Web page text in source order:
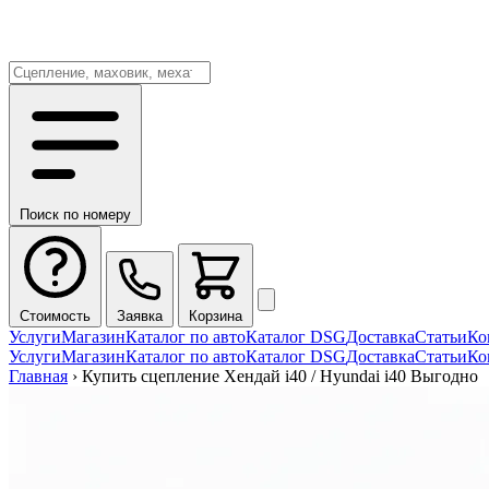
Поиск по номеру
Стоимость Заявка Корзина
УслугиМагазинКаталог по автоКаталог DSGДоставкаСтатьи
УслугиМагазинКаталог по автоКаталог DSGДоставкаСтатьи
Главная › Купить сцепление Хендай i40 / Hyundai i40 Выгодно